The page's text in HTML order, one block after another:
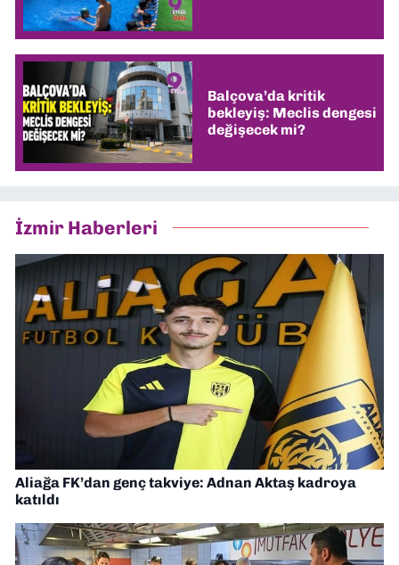
Balçova’da kritik
bekleyiş: Meclis dengesi
değişecek mi?
İzmir Haberleri
Aliağa FK’dan genç takviye: Adnan Aktaş kadroya
katıldı